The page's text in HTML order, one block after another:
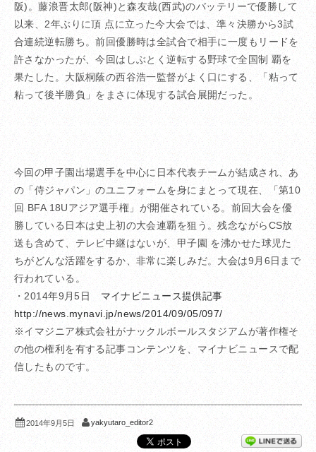
阪)。藤浪晋太郎(阪神)と森友哉(西武)のバッテリーで優勝して
以来、2年ぶりに頂 点に立った今大会では、準々決勝から3試
合連続逆転勝ち。前回優勝時は全試合で相手に一度もリードを
許さなかったが、今回はしぶとく逆転する野球で全国制 覇を
果たした。大阪桐蔭の西谷浩一監督がよく口にする、「粘って
粘って後半勝負」をまさに体現する試合展開だった。
今回の甲子園出場選手を中心に日本代表チームが結成され、あ
の「侍ジャパン」のユニフォームを身にまとって現在、「第10
回 BFA 18Uアジア選手権」が開催されている。前回大会を優
勝している日本は史上初の大会連覇を狙う。残念ながらCS放
送も含めて、テレビ中継はないが、甲子園 を沸かせた球児た
ちがどんな活躍をするか、非常に楽しみだ。大会は9月6日まで
行われている。
・2014年9月5日 マイナビニュース提供記事
http://news.mynavi.jp/news/2014/09/05/097/
※イマジニア株式会社がナックルボールスタジアムが著作権そ
の他の権利を有する記事コンテンツを、マイナビニュースで配
信したものです。
2014年9月5日 yakyutaro_editor2